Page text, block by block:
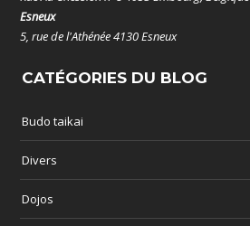
Esneux
5, rue de l'Athénée 4130 Esneux
CATÉGORIES DU BLOG
Budo taikai
Divers
Dojos